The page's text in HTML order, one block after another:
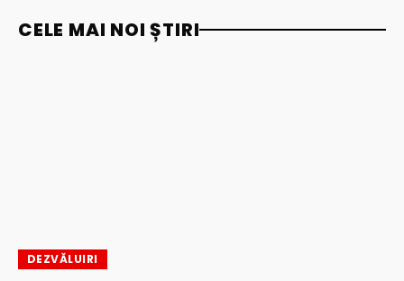
CELE MAI NOI ȘTIRI
DEZVĂLUIRI